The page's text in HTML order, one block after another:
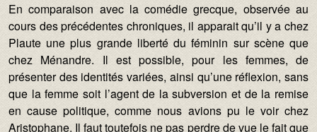
En comparaison avec la comédie grecque, observée au
cours des précédentes chroniques, il apparait qu’il y a chez
Plaute une plus grande liberté du féminin sur scène que
chez Ménandre. Il est possible, pour les femmes, de
présenter des identités variées, ainsi qu’une réflexion, sans
que la femme soit l’agent de la subversion et de la remise
en cause politique, comme nous avions pu le voir chez
Aristophane. Il faut toutefois ne pas perdre de vue le fait que